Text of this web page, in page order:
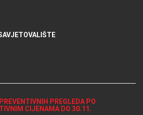
PREGLEDA PO
CIJENAMA DO 30.11.